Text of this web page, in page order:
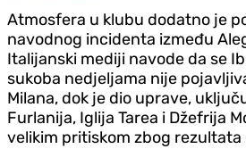
Atmosfera u klubu dodatno je
navodnog incidenta između
Italijanski mediji navode da se
sukoba nedjeljama nije
Milana, dok je dio uprave,
Furlanija, Iglija Tarea i Džefrija
velikim pritiskom zbog rezultata